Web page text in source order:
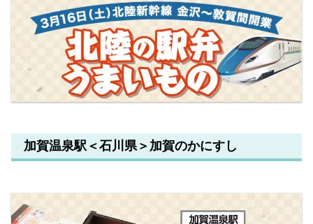
加賀温泉駅＜石川県＞加賀のかにすし